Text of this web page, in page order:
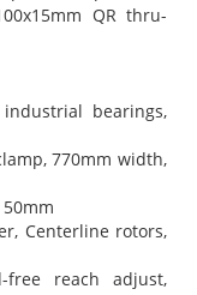
QR thru-
bearings,
770mm width,
Centerline rotors,
free reach adjust,